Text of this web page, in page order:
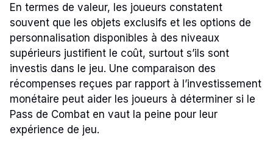
En termes de valeur, les joueurs constatent
souvent que les objets exclusifs et les options de
personnalisation disponibles à des niveaux
supérieurs justifient le coût, surtout s’ils sont
investis dans le jeu. Une comparaison des
récompenses reçues par rapport à l’investissement
monétaire peut aider les joueurs à déterminer si le
Pass de Combat en vaut la peine pour leur
expérience de jeu.